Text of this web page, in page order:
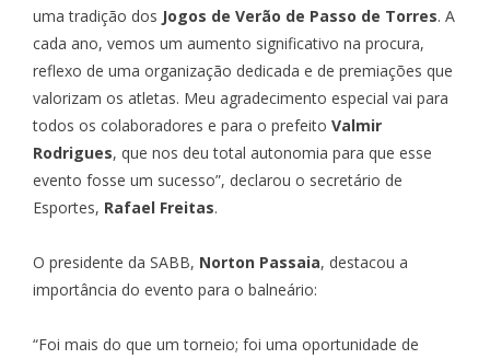
uma tradição dos Jogos de Verão de Passo de Torres. A
cada ano, vemos um aumento significativo na procura,
reflexo de uma organização dedicada e de premiações que
valorizam os atletas. Meu agradecimento especial vai para
todos os colaboradores e para o prefeito Valmir
Rodrigues, que nos deu total autonomia para que esse
evento fosse um sucesso”, declarou o secretário de
Esportes, Rafael Freitas.
O presidente da SABB, Norton Passaia, destacou a
importância do evento para o balneário:
“Foi mais do que um torneio; foi uma oportunidade de